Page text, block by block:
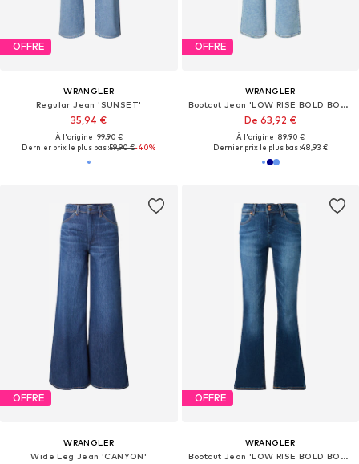
OFFRE
WRANGLER
Regular Jean 'SUNSET'
35,94 €
À l'origine : 99,90 €
Dernier prix le plus bas :59,90 €-40%
OFFRE
WRANGLER
Bootcut Jean 'LOW RISE BOLD BOOT'
De 63,92 €
À l'origine : 89,90 €
Dernier prix le plus bas :48,93 €
OFFRE
WRANGLER
Wide Leg Jean 'CANYON'
OFFRE
WRANGLER
Bootcut Jean 'LOW RISE BOLD BOOT'